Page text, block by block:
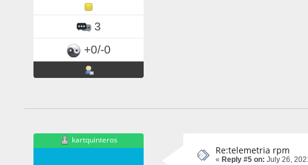
3
+0/-0
kartquinteros
Re:telemetria rpm
« Reply #5 on: July 26,